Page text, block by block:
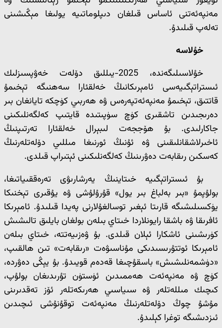
مەنپەئەتنى ئاساس قىلغان دىپلوماتىيە يولىغا مېڭىشىنى
تەلەپ قىلىدۇ.
خۇلاسە
خۇلاسىلىگەندە، 2025-يىللىق دۆلەت خەۋپسىزلىك
ئىستراتېگىيەسى ئامېرىكانىڭ خەلقئارا سەھنىگە تېخىمۇ
قاتتىق، تېخىمۇ مەنپەئەتپەرەس ۋە ھەربىي كۈچكە تايانغان بىر
دەرىجىدىن تاشقىرى كۈچ سۈپىتىدە قايتىپ كەلگەنلىكىنى
جاكارلىدى. بۇ ھۆججەت لىبېرال خەلقئارا تەرتىپنىڭ
ئاخىرلاشقانلىقىنى ۋە ئۇنىڭ ئورنىغا مىللىي دۆلەتلەرنىڭ
كەسكىن رىقابەت دەۋرىنىڭ كەلگەنلىكىنى ئېتىراپ قىلدى.
بۇ ئىستراتېگىيە خىتاينىڭ يەرشارىۋى تەرەققىياتىغا،
بولۇپمۇ «بىر بەلباغ بىر يول» قۇرۇلۇشى ۋە يۇقىرى تېخنىكا
يۈكسىلىشىگە قارىتا ئېغىر توسالغۇلارنى پەيدا قىلىدۇ. ئامېرىكا
ئافرىقا ۋە باشقا رايونلاردا خىتاي بىلەن بولغان بايلىق تالىشىش
كۈرىشىنى ئاشكارا ئېلان قىلدى. بۇ ۋەزىيەتتە، خىتاي بىلەن
ئامېرىكا ئوتتۇرىسىدىكى مۇناسىۋەت «رىقابەت» تىن ھالقىپ،
«دۈشمەنلىشىش» باسقۇچىغا قەدەم قويىدۇ. بۇ يېڭى دەۋردە،
كۈچ ۋە مەنپەئەت ھەممىدىن ئۈستۈن تۇرىدىغان بولۇپ،
كىچىك مىللەتلەر ۋە سىياسىي ھەرىكەتلەر ئۆز تەقدىرىنى
مۇشۇ چوڭ دۆلەتلەرنىڭ مەنپەئەت توقۇنۇشى ئىچىدىن
ئىزدىشىگە توغرا كېلىدۇ.